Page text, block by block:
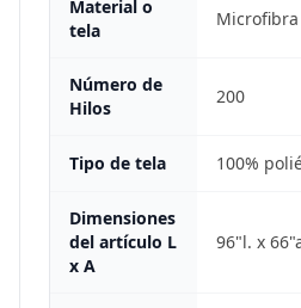
Material o
tela
Microfibra
Número de
Hilos
200
Tipo de tela 100%
Dimensiones
del artículo L
x A
96"l. x